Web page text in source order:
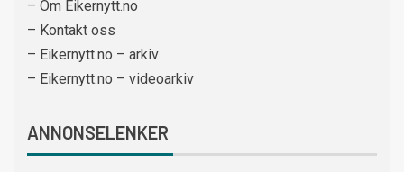
– Om Eikernytt.no
– Kontakt oss
– Eikernytt.no – arkiv
– Eikernytt.no – videoarkiv
ANNONSELENKER